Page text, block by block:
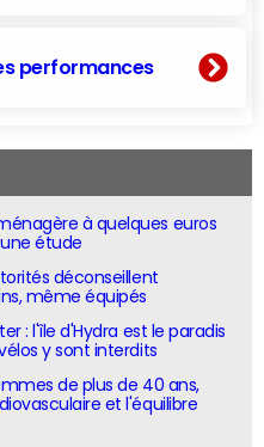
performances
à quelques euros
une étude
déconseillent
même équipés
: l'île d'Hydra est le paradis
y sont interdits
de plus de 40 ans,
et l'équilibre